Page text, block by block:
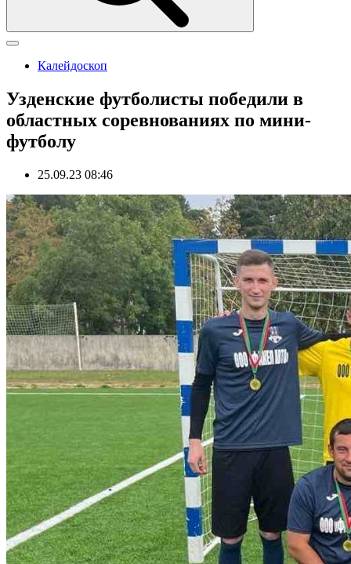
Калейдоскоп
Узденские футболисты победили в
областных соревнованиях по мини-
футболу
25.09.23 08:46